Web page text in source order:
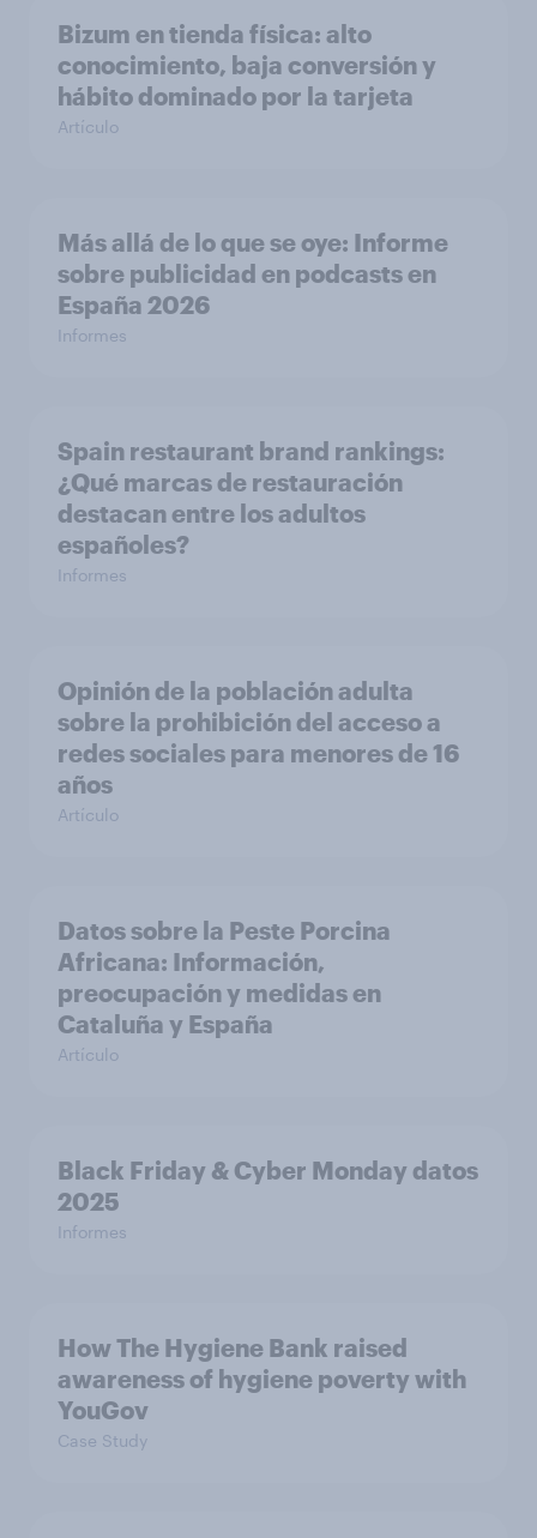
Bizum en tienda física: alto
conocimiento, baja conversión y
hábito dominado por la tarjeta
Artículo
Más allá de lo que se oye: Informe
sobre publicidad en podcasts en
España 2026
Informes
Spain restaurant ​brand rankings​:
¿Qué marcas de restauración
destacan entre los adultos
españoles?
Informes
Opinión de la población adulta
sobre la prohibición del acceso a
redes sociales para menores de 16
años
Artículo
Datos sobre la Peste Porcina
Africana: Información,
preocupación y medidas en
Cataluña y España
Artículo
Black Friday & Cyber Monday datos
2025
Informes
How The Hygiene Bank raised
awareness of hygiene poverty with
YouGov
Case Study